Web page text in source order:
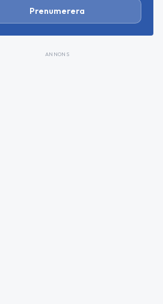
Prenumerera
ANNONS